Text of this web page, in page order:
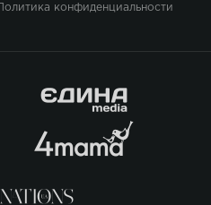
Политика конфиденциальности